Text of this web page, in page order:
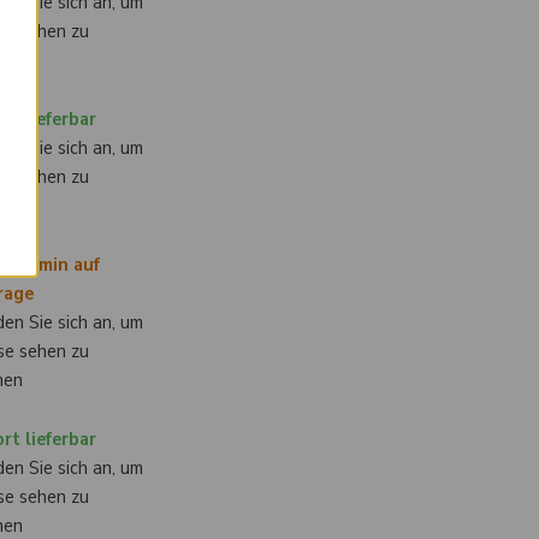
sehen zu
lieferbar
Sie sich an, um
sehen zu
auf
Sie sich an, um
sehen zu
lieferbar
Sie sich an, um
sehen zu